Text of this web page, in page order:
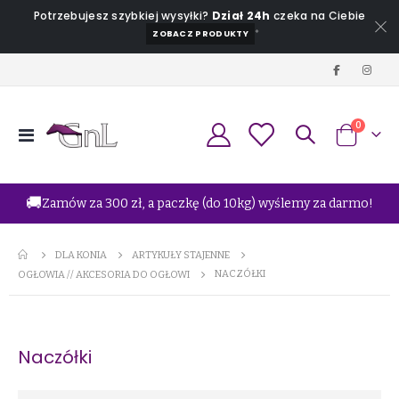
Potrzebujesz szybkiej wysyłki? Dział 24h czeka na Ciebie
ZOBACZ PRODUKTY *
Przełącznik
Koszyk
0
🚚Zamów za 300 zł, a paczkę (do 10kg) wyślemy za darmo!
DLA KONIA
ARTYKUŁY STAJENNE
OGŁOWIA // AKCESORIA DO OGŁOWI
NACZÓŁKI
Naczółki